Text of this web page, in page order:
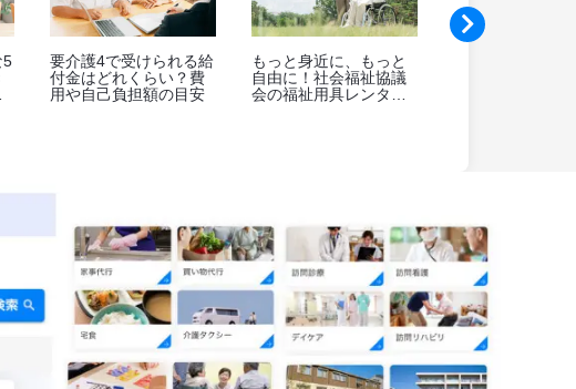
グループホームと有料
老人ホームの違いは？
費用や特徴、入居条件
【Q&A】介護家族のス
トレスマネジメント、
負担を軽減するには？